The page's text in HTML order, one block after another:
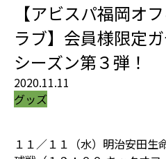
【アビスパ福岡オ
ラブ】会員様限定
シーズン第３弾！
2020.11.11
グッズ
１１／１１（水）明治安田生